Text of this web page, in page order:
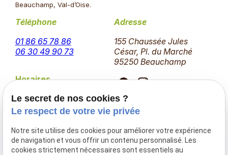
Beauchamp, Val-d’Oise.
Téléphone
01 86 65 78 86
06 30 49 90 73
Adresse
155 Chaussée Jules
César, Pl. du Marché
95250 Beauchamp
Horaires
Lundi - Jeudi
09:30 - 18:30
Vendredi
09:00 - 19:00
Samedi
09:00 - 17:00
Le secret de nos cookies ?
Le respect de votre vie privée
Notre site utilise des cookies pour améliorer votre expérience
de navigation et vous offrir un contenu personnalisé. Les
cookies strictement nécessaires sont essentiels au